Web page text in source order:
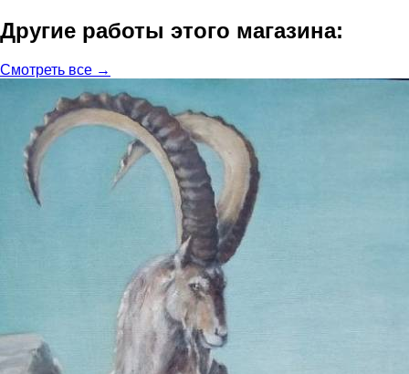
Другие работы этого магазина:
Смотреть все →